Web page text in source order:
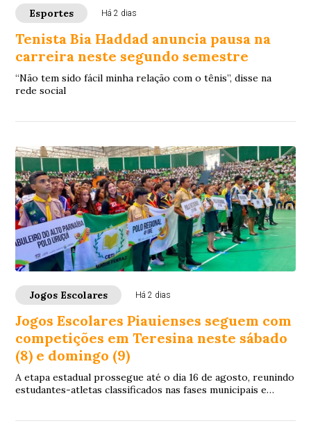
Esportes Há 2 dias
Tenista Bia Haddad anuncia pausa na
carreira neste segundo semestre
“Não tem sido fácil minha relação com o tênis”, disse na
rede social
Jogos Escolares Há 2 dias
Jogos Escolares Piauienses seguem com
competições em Teresina neste sábado
(8) e domingo (9)
A etapa estadual prossegue até o dia 16 de agosto, reunindo
estudantes-atletas classificados nas fases municipais e